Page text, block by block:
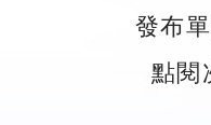
發布
點閱